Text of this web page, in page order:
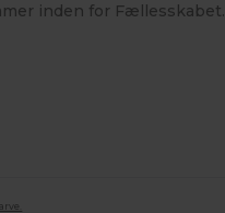
inden for Fællesskabet.